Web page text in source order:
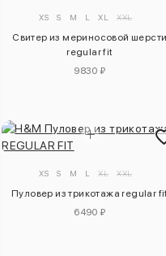
XS S M L XL XXL
Свитер из мериносовой шерсти
regular fit
9830 ₽
XS S M L XL XXL
Пуловер из трикотажа regular fit
6490 ₽